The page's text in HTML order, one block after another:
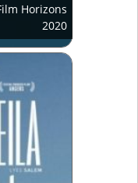
Horizons
2020